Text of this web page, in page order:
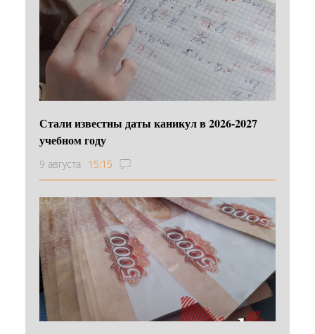
Стали известны даты каникул в 2026-2027
учебном году
9 августа 15:15